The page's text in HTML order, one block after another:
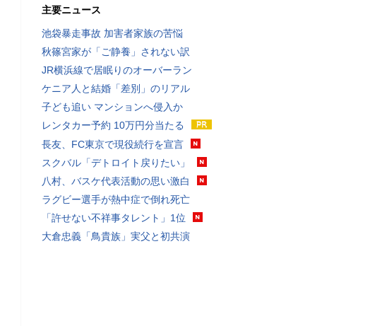
主要ニュース
池袋暴走事故 加害者家族の苦悩
秋篠宮家が「ご静養」されない訳
JR横浜線で居眠りのオーバーラン
ケニア人と結婚「差別」のリアル
子ども追い マンションへ侵入か
レンタカー予約 10万円分当たる
長友、FC東京で現役続行を宣言
スクバル「デトロイト戻りたい」
八村、バスケ代表活動の思い激白
ラグビー選手が熱中症で倒れ死亡
「許せない不祥事タレント」1位
大倉忠義「鳥貴族」実父と初共演